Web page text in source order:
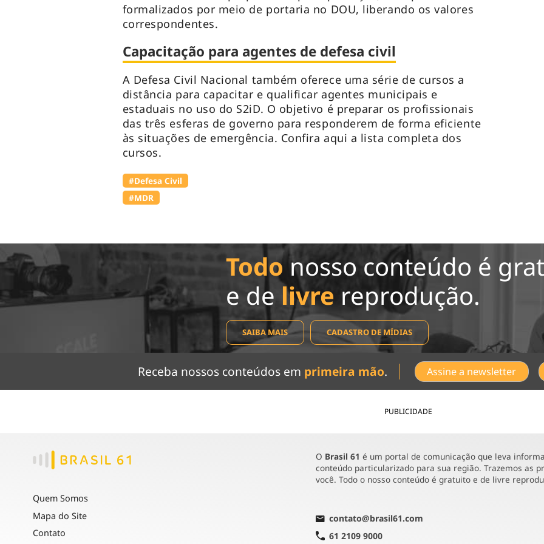
formalizados por meio de portaria no DOU, liberando os valores
correspondentes.
Capacitação para agentes de defesa civil
A Defesa Civil Nacional também oferece uma série de cursos a
distância para capacitar e qualificar agentes municipais e
estaduais no uso do S2iD. O objetivo é preparar os profissionais
das três esferas de governo para responderem de forma eficiente
às situações de emergência. Confira aqui a lista completa dos
cursos.
#Defesa Civil
#MDR
Todonosso conteúdo é
e de livre reprodução.
SAIBA MAIS CADASTRO DE MÍDIAS
Receba nossos conteúdos em primeira mão. Assine a newsletter
PUBLICIDADE
Quem Somos
Mapa do Site
Contato
O Brasil 61 é um portal de comunicação que leva
conteúdo particularizado para sua região. Trazemos as
você. Todo o nosso conteúdo é gratuito e de livre
contato@brasil61.com
61 2109 9000